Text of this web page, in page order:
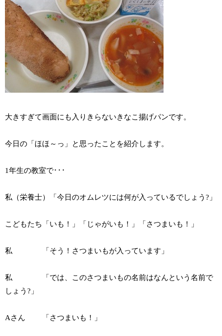
大きすぎて画面にも入りきらないきなこ揚げパンです。
今日の「ほほ～っ」と思ったことを紹介します。
1年生の教室で･･･
私（栄養士）「今日のオムレツには何が入っているでしょう?」
こどもたち「いも！」「じゃがいも！」「さつまいも！」
私 「そう！さつまいもが入っています」
私 「では、このさつまいもの名前はなんという名前で
しょう?」
Aさん 「さつまいも！」